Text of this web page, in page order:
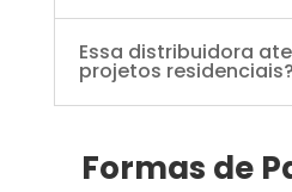
Essa distribuidora
projetos residenciais?
Formas de